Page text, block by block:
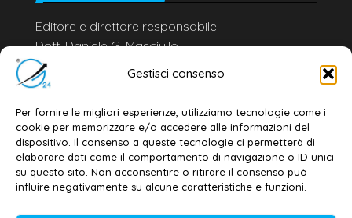
Gestisci consenso
Per fornire le migliori esperienze, utilizziamo tecnologie come i
cookie per memorizzare e/o accedere alle informazioni del
dispositivo. Il consenso a queste tecnologie ci permetterà di
elaborare dati come il comportamento di navigazione o ID unici
su questo sito. Non acconsentire o ritirare il consenso può
influire negativamente su alcune caratteristiche e funzioni.
Editore e direttore responsabile:
Dott. Daniele G. Masciullo
Email:
redazione@galatina24.it
Privacy policy–Cookie policy
© 2020-2026 | Galatina24 ®
Testata iscritta al n. 11/2020 Registro della